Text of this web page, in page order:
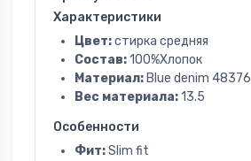
Характеристики
Цвет:стирка средняя
Состав:100%Хлопок
Материал: Blue denim 48376
Вес материала:13.5
Особенности
Фит:Slim fit